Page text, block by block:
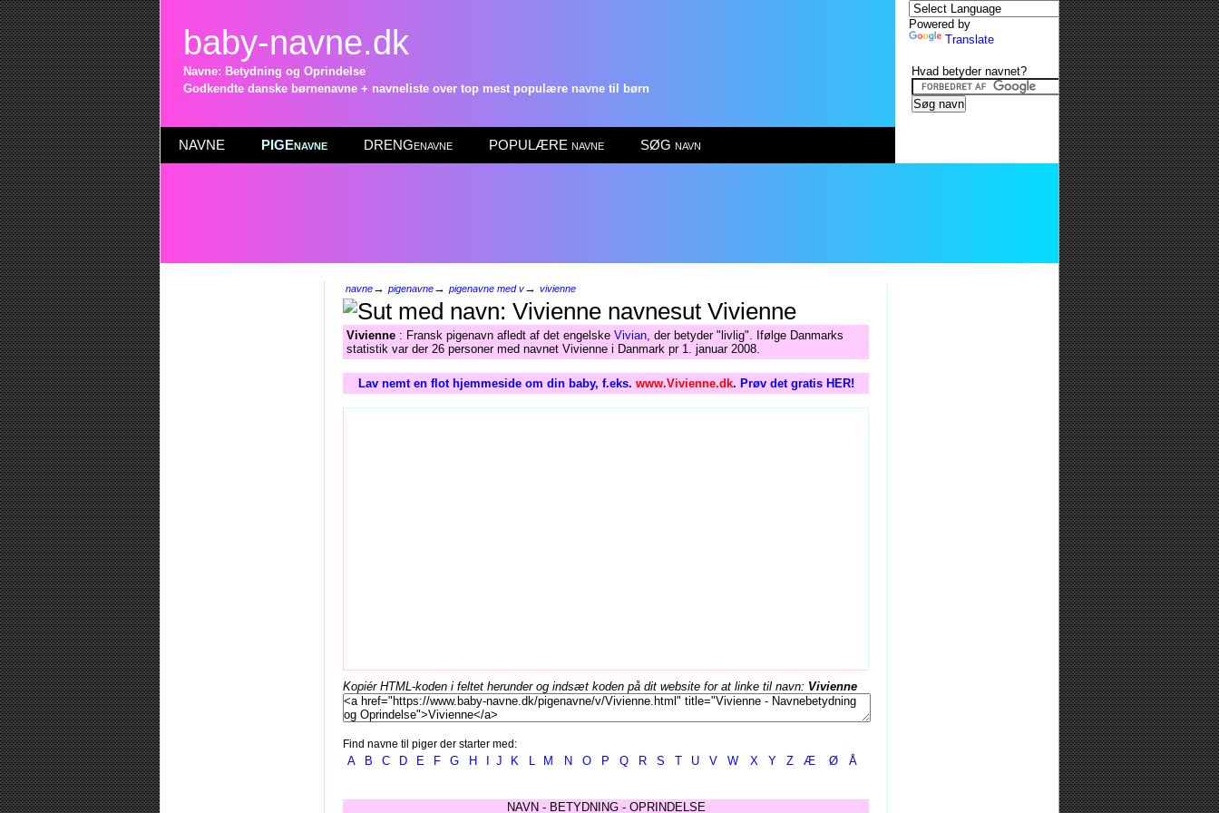
baby-navne.dk
Navne: Betydning og Oprindelse
Godkendte danske børnenavne + navneliste over top mest populære navne til børn
NAVNE PIGEnavne DRENGenavne POPULÆRE navne SØG navn
navne→ pigenavne→ pigenavne med v→ vivienne
Vivienne
Vivienne : Fransk pigenavn afledt af det engelske Vivian, der betyder "livlig". Ifølge Danmarks
statistik var der 26 personer med navnet Vivienne i Danmark pr 1. januar 2008.
Lav nemt en flot hjemmeside om din baby, f.eks. www.Vivienne.dk. Prøv det gratis HER!
Kopiér HTML-koden i feltet herunder og indsæt koden på dit website for at linke til navn: Vivienne
Find navne til piger der starter med:
A B C D E F G H J K L M N O P Q R S T U V W X Y Z Æ Ø Å
NAVN - BETYDNING - OPRINDELSE
Powered by
Translate
Hvad betyder navnet?